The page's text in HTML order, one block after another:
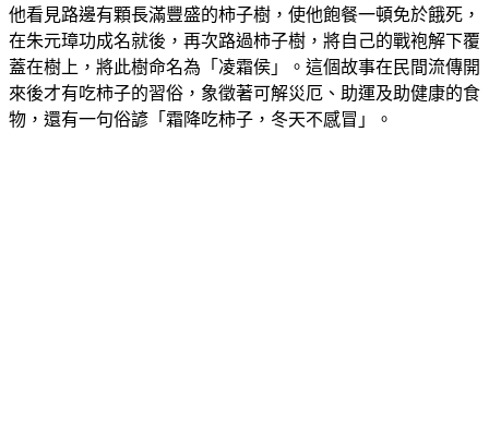
在朱元璋功成名就後，再次路過柿子樹，將自己的戰袍解下覆
蓋在樹上，將此樹命名為「凌霜侯」。這個故事在民間流傳開
來後才有吃柿子的習俗，象徵著可解災厄、助運及助健康的食
物，還有一句俗諺「霜降吃柿子，冬天不感冒」。